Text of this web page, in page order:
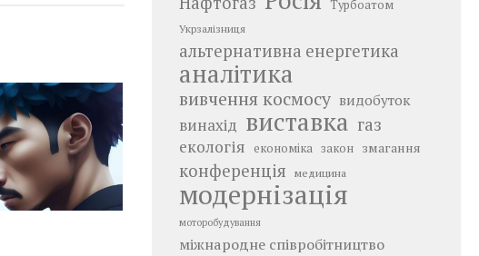
Турбоатом
Укрзалізниця
альтернативна енергетика
аналітика
вивчення космосу видобуток
винахід виставка газ
екологія економіка закон змагання
конференція медицина
модернізація
моторобудування
міжнародне співробітництво